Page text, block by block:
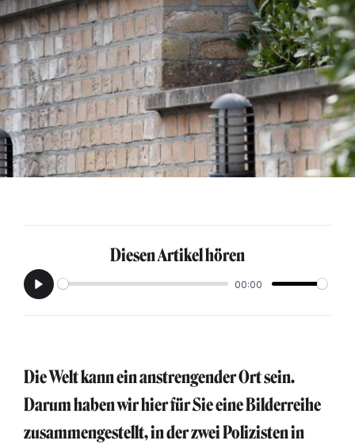
Diesen Artikel hören
Play
00:00
Die Welt kann ein anstrengender Ort sein.
Darum haben wir hier für Sie eine Bilderreihe
zusammengestellt, in der zwei Polizisten in